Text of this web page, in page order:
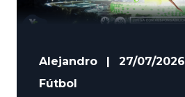
Alejandro
27/07/2026
Fútbol